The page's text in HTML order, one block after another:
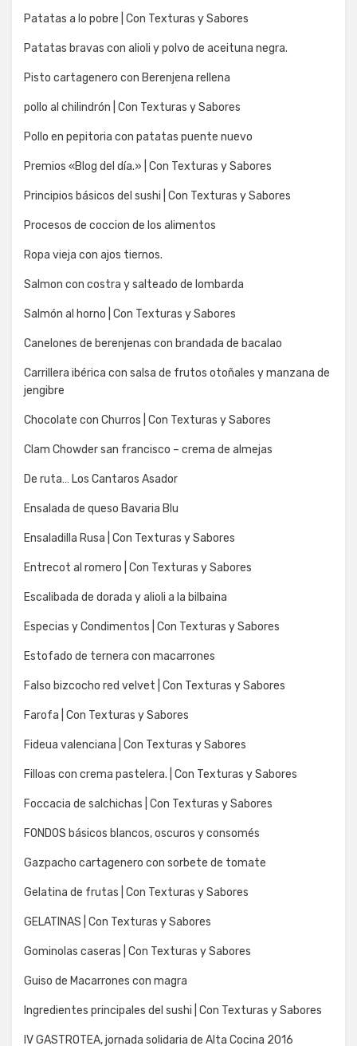
Patatas a lo pobre | Con Texturas y Sabores
Patatas bravas con alioli y polvo de aceituna negra.
Pisto cartagenero con Berenjena rellena
pollo al chilindrón | Con Texturas y Sabores
Pollo en pepitoria con patatas puente nuevo
Premios «Blog del día.» | Con Texturas y Sabores
Principios básicos del sushi | Con Texturas y Sabores
Procesos de coccion de los alimentos
Ropa vieja con ajos tiernos.
Salmon con costra y salteado de lombarda
Salmón al horno | Con Texturas y Sabores
Canelones de berenjenas con brandada de bacalao
Carrillera ibérica con salsa de frutos otoñales y manzana de
jengibre
Chocolate con Churros | Con Texturas y Sabores
Clam Chowder san francisco – crema de almejas
De ruta… Los Cantaros Asador
Ensalada de queso Bavaria Blu
Ensaladilla Rusa | Con Texturas y Sabores
Entrecot al romero | Con Texturas y Sabores
Escalibada de dorada y alioli a la bilbaina
Especias y Condimentos | Con Texturas y Sabores
Estofado de ternera con macarrones
Falso bizcocho red velvet | Con Texturas y Sabores
Farofa | Con Texturas y Sabores
Fideua valenciana | Con Texturas y Sabores
Filloas con crema pastelera. | Con Texturas y Sabores
Foccacia de salchichas | Con Texturas y Sabores
FONDOS básicos blancos, oscuros y consomés
Gazpacho cartagenero con sorbete de tomate
Gelatina de frutas | Con Texturas y Sabores
GELATINAS | Con Texturas y Sabores
Gominolas caseras | Con Texturas y Sabores
Guiso de Macarrones con magra
Ingredientes principales del sushi | Con Texturas y Sabores
IV GASTROTEA, jornada solidaria de Alta Cocina 2016